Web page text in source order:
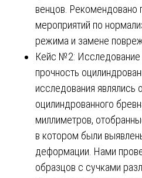
венцов. Рекомендовано
мероприятий по
режима и замене
Кейс №2: Исследование
прочность
исследования являлись
оцилиндрованного
миллиметров,
в котором были
деформации. Нами
образцов с сучками